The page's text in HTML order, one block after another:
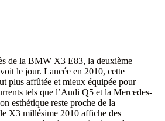
de la BMW X3 E83, la deuxième
le jour. Lancée en 2010, cette
plus affûtée et mieux équipée pour
tels que l’Audi Q5 et la Mercedes-
esthétique reste proche de la
X3 millésime 2010 affiche des